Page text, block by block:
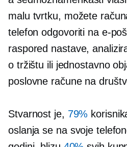
malu tvrtku, možete
telefon odgovoriti na e-
raspored nastave,
o tržištu ili jednostavno
poslovne račune na
Stvarnost je, 79%
oslanja se na svoje